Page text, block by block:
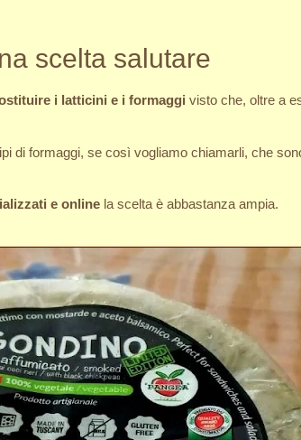
scelta salutare
i latticini e i formaggi visto che, oltre a
di formaggi, se così vogliamo chiamarli, che
e online la scelta è abbastanza ampia.